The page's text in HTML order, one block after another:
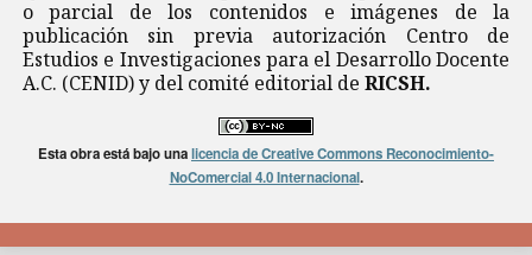
o parcial de los contenidos e imágenes de la
publicación sin previa autorización Centro de
Estudios e Investigaciones para el Desarrollo Docente
A.C. (CENID) y del comité editorial de RICSH.
Esta obra está bajo unalicencia de Creative Commons Reconocimiento-
NoComercial 4.0 Internacional.